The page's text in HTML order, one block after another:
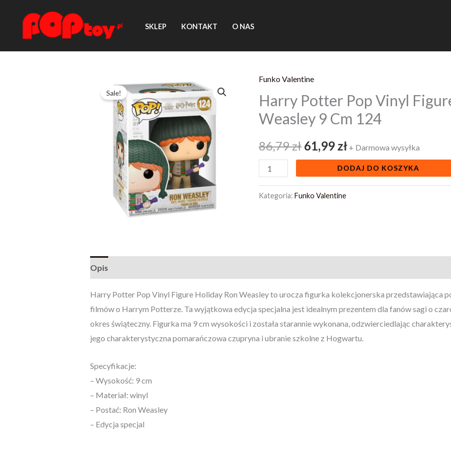
SKLEP KONTAKT O NAS
Sale!
Funko Valentine
Harry Potter Pop Vinyl
Weasley 9 Cm 124
86,79zł
Pierwotna
cena
wynosiła:
86,79 zł.
61,99 zł
cena
61,99 zł.
+ Darmowa wysyłka
ilość
Harry
Potter
Pop
Vinyl
Figure
Holiday
Ron
Weasley
DODAJ DO KOSZYKA
Kategoria:Funko Valentine
Opis
Harry Potter Pop Vinyl Figure Holiday Ron Weasley to urocza figurka kolekcjonerska przedstawiająca
filmów o Harrym Potterze. Ta wyjątkowa edycja specjalna jest idealnym prezentem dla fanów sagi o
okres świąteczny. Figurka ma 9 cm wysokości i została starannie wykonana, odzwierciedlając
jego charakterystyczna pomarańczowa czupryna i ubranie szkolne z Hogwartu.
Specyfikacje:
– Wysokość: 9 cm
– Materiał: winyl
– Postać: Ron Weasley
– Edycja specjal